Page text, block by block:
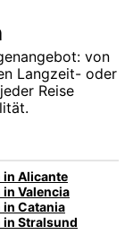
von
Langzeit- oder
Reise
in Alicante
Valencia
Catania
Stralsund